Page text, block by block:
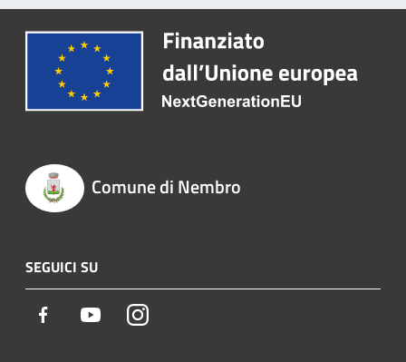
Comune di Nembro
SEGUICI SU
Facebook YoutubeInstagram